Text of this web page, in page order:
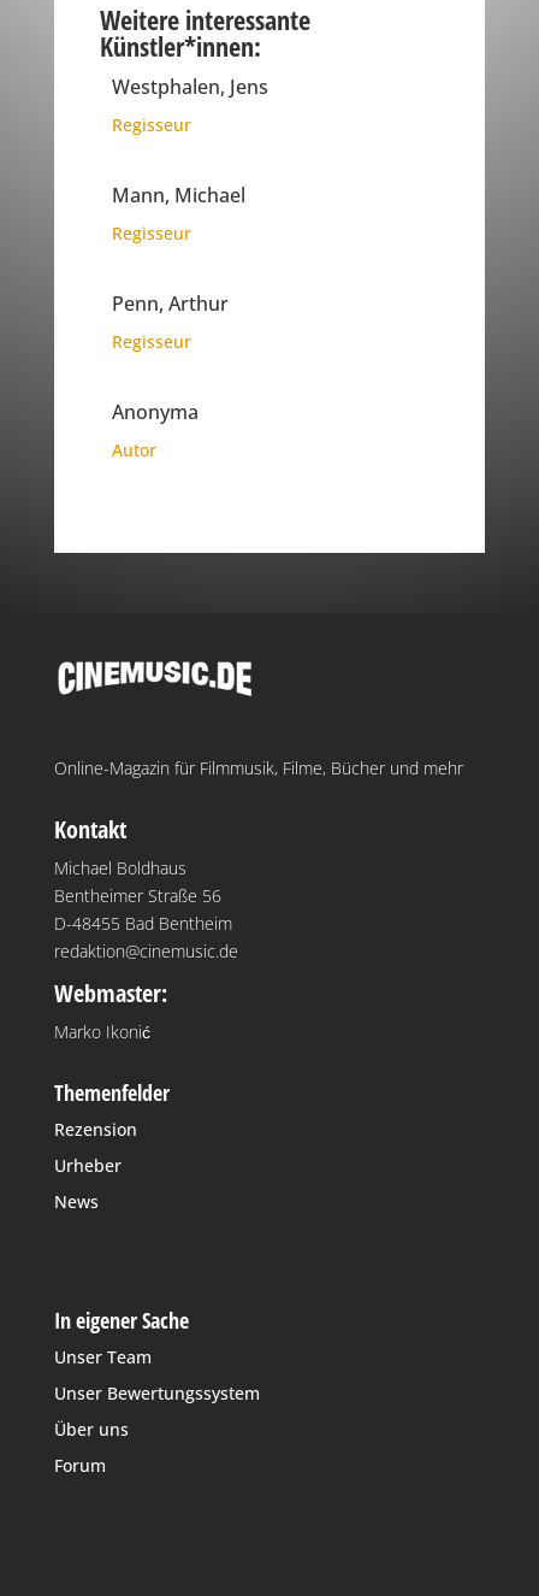
Weitere interessante
Künstler*innen:
Westphalen, Jens
Regisseur
Mann, Michael
Regisseur
Penn, Arthur
Regisseur
Anonyma
Autor
Online-Magazin für Filmmusik, Filme, Bücher und mehr
Kontakt
Michael Boldhaus
Bentheimer Straße 56
D-48455 Bad Bentheim
redaktion@cinemusic.de
Webmaster:
Marko Ikonić
Themenfelder
Rezension
Urheber
News
In eigener Sache
Unser Team
Unser Bewertungssystem
Über uns
Forum